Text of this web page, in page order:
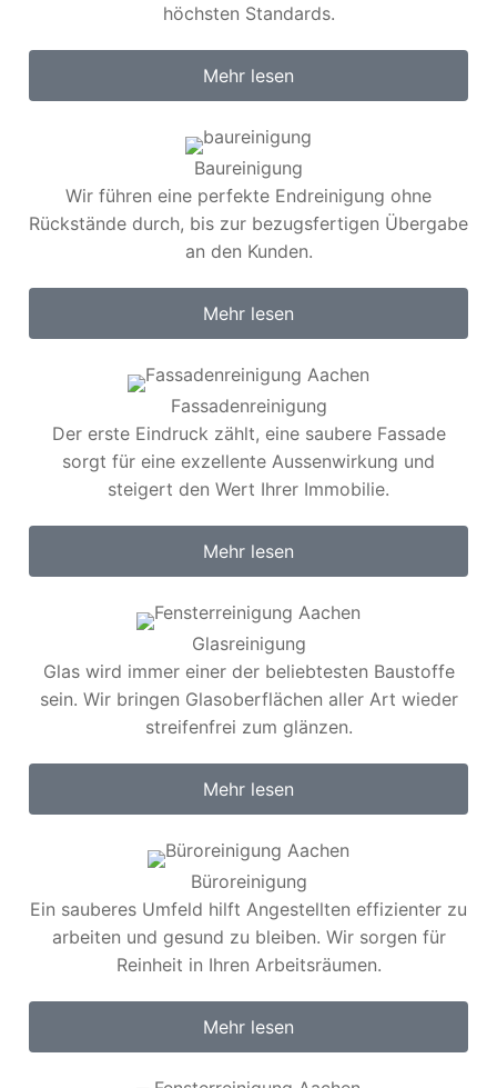
höchsten Standards.
Mehr lesen
Baureinigung
Wir führen eine perfekte Endreinigung ohne
Rückstände durch, bis zur bezugsfertigen Übergabe
an den Kunden.​
Mehr lesen
Fassadenreinigung
Der erste Eindruck zählt, eine saubere Fassade
sorgt für eine exzellente Aussenwirkung und
steigert den Wert Ihrer Immobilie.
Mehr lesen
Glasreinigung
Glas wird immer einer der beliebtesten Baustoffe
sein. Wir bringen Glasoberflächen aller Art wieder
streifenfrei zum glänzen.
Mehr lesen
Büroreinigung
Ein sauberes Umfeld hilft Angestellten effizienter zu
arbeiten und gesund zu bleiben. Wir sorgen für
Reinheit in Ihren Arbeitsräumen.
Mehr lesen